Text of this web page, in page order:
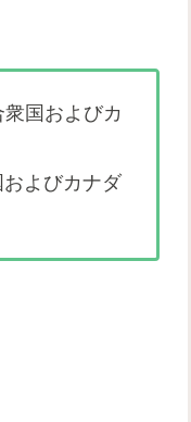
国およびカ
およびカナダ